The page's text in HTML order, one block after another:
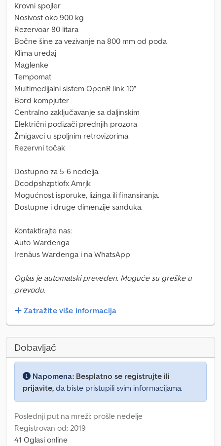
Krovni spojler
Nosivost oko 900 kg
Rezervoar 80 litara
Bočne šine za vezivanje na 800 mm od poda
Klima uređaj
Maglenke
Tempomat
Multimedijalni sistem OpenR link 10”
Bord kompjuter
Centralno zaključavanje sa daljinskim
Električni podizači prednjih prozora
Žmigavci u spoljnim retrovizorima
Rezervni točak
Dostupno za 5-6 nedelja.
Dcodpshzptlofx Amrjk
Mogućnost isporuke, lizinga ili finansiranja.
Dostupne i druge dimenzije sanduka.
Kontaktirajte nas:
Auto-Wardenga
Irenäus Wardenga i na WhatsApp
Oglas je automatski preveden. Moguće su greške u
prevodu.
Zatražite više informacija
Dobavljač
Napomena: Besplatno se registrujte ili
prijavite, da biste pristupili svim informacijama.
Poslednji put na mreži: prošle nedelje
Registrovan od: 2019
41 Oglasi online